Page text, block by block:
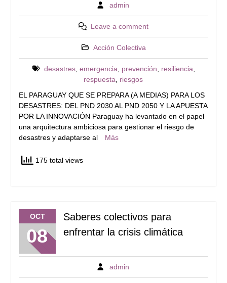
admin
Leave a comment
Acción Colectiva
desastres, emergencia, prevención, resiliencia,
respuesta, riesgos
EL PARAGUAY QUE SE PREPARA (A MEDIAS) PARA LOS
DESASTRES: DEL PND 2030 AL PND 2050 Y LA APUESTA
POR LA INNOVACIÓN Paraguay ha levantado en el papel
una arquitectura ambiciosa para gestionar el riesgo de
desastres y adaptarse al
Más
175 total views
OCT
08
Saberes colectivos para
enfrentar la crisis climática
admin